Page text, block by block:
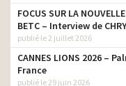
FOCUS SUR LA
BETC – Interview de
publié le 2 juillet 2026
CANNES LIONS 2026 –
France
publié le 29 juin 2026